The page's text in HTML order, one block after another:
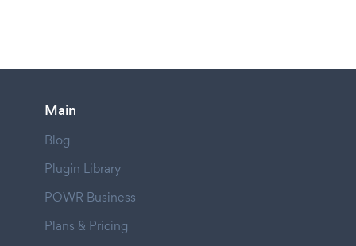
Main
Blog
Plugin Library
POWR Business
Plans & Pricing